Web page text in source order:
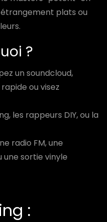
plats ou
?
un soundcloud,
ou visez
les rappeurs DIY, ou la
radio FM, une
une sortie vinyle
: